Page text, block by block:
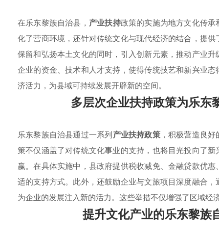
在乐东黎族自治县， 产业扶持政策的实施为地方文化传
化了营商环境，还针对传统文化与现代经济的结合，提
保留和弘扬本土文化的同时，引入创新元素，推动产业
企业的资金、技术和人才支持，使得传统技艺和新兴业
济活力，为县域可持续发展开辟新的空间。
多层次企业扶持政策为乐东
乐东黎族自治县通过一系列产业扶持政策，积极营造良好
策不仅涵盖了对传统文化事业的支持，也将目光投向了
赢。在具体实施中，县政府提供税收减免、金融贷款优
适的支持方式。此外，还鼓励企业与文旅项目深度融合
为企业的发展注入新的活力。这些举措不仅增强了区域
提升文化产业的乐东黎族